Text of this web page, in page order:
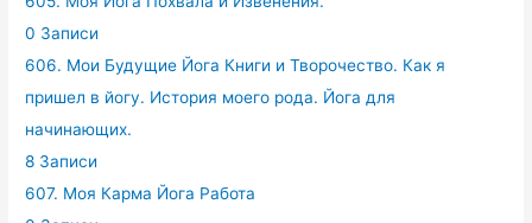
0 Записи
606. Мои Будущие Йога Книги и Творочество. Как я
пришел в йогу. История моего рода. Йога для
начинающих.
8 Записи
607. Моя Карма Йога Работа